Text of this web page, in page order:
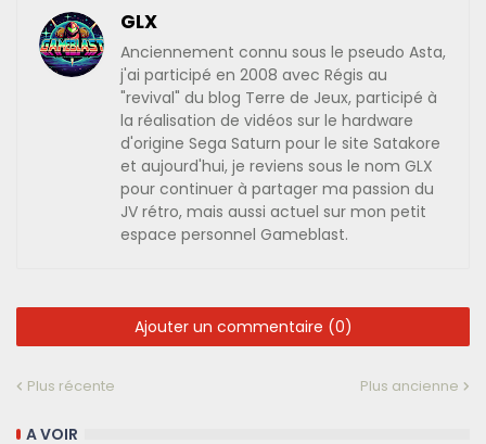
GLX
Anciennement connu sous le pseudo Asta,
j'ai participé en 2008 avec Régis au
"revival" du blog Terre de Jeux, participé à
la réalisation de vidéos sur le hardware
d'origine Sega Saturn pour le site Satakore
et aujourd'hui, je reviens sous le nom GLX
pour continuer à partager ma passion du
JV rétro, mais aussi actuel sur mon petit
espace personnel Gameblast.
Ajouter un commentaire (0)
Plus récente Plus ancienne
A VOIR